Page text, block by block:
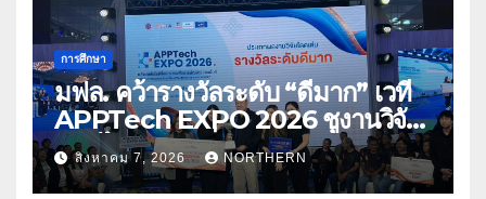
การศึกษา
มฟล. คว้ารางวัลระดับ “ดีมาก” เวที
APPTech EXPO 2026 ชูงานวิจัย
สมุนไพร ขับเคลื่อนนวัตกรรมสู่เชิง
พาณิชย์
สิงหาคม 7, 2026 NORTHERN